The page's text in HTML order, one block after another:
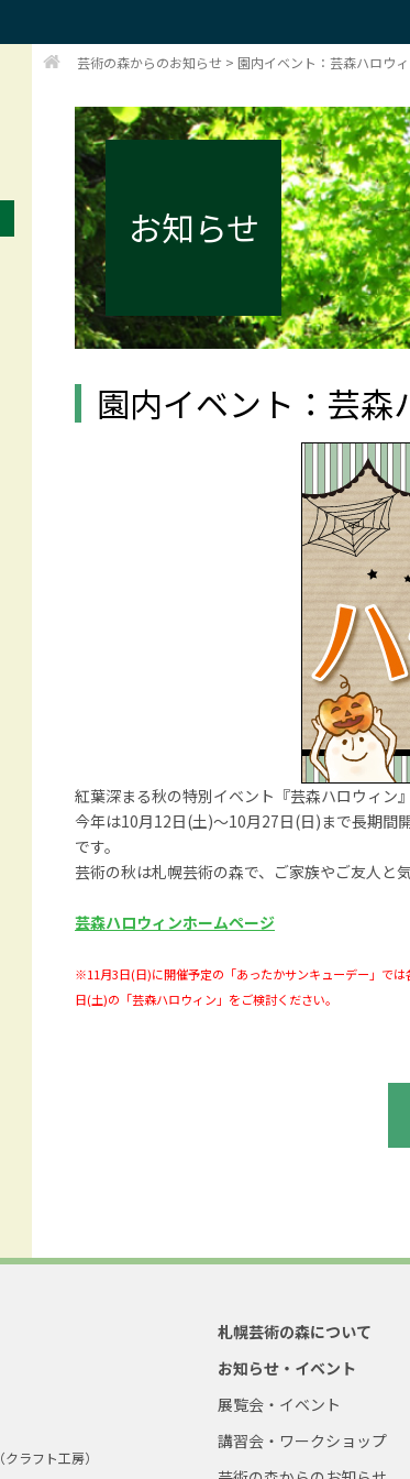
芸術の森からのお知らせ > 園内イベント：芸森ハロウ
お知らせ
園内イベント：芸
紅葉深まる秋の特別イベント『芸森ハロウィン
今年は10月12日(土)～10月27日(日)まで長期間
です。
芸術の秋は札幌芸術の森で、ご家族やご友人と
芸森ハロウィンホームページ
※11月3日(日)に開催予定の「あったかサンキューデー」で
日(土)の「芸森ハロウィン」をご検討ください。
（クラフト工房）
札幌芸術の森について
お知らせ・イベント
展覧会・イベント
講習会・ワークショップ